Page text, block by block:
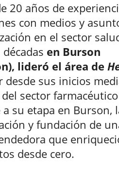
20 años de
con medios y
en el sector
en Burson
lideró el área de
desde sus inicios
sector
su etapa en Burson,
y fundación de
que
desde cero.